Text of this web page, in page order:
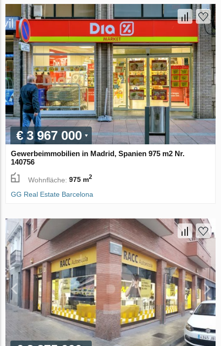
€ 3 967 000
Gewerbeimmobilien in Madrid, Spanien 975 m2 Nr.
140756
Wohnfläche:975 m2
GG Real Estate Barcelona